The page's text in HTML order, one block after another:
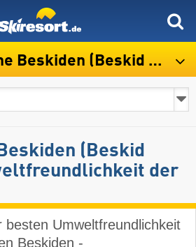
(Beskid Śląski)
(Beskid
der
besten Umweltfreundlichkeit
Beskiden -